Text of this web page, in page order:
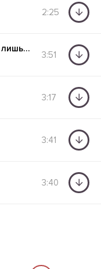
2:25
Дни и ночи я скучаю о тебе лишь вспоминаю
3:51
3:17
3:41
3:40